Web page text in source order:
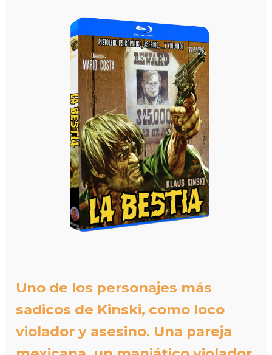
Uno de los personajes más
sadicos de Kinski, como loco
violador y asesino. Una pareja